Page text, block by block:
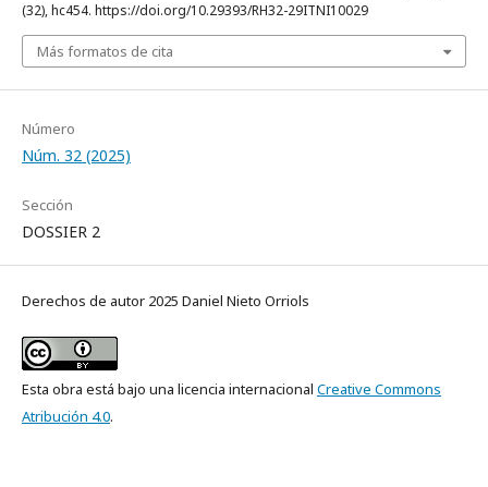
(32), hc454. https://doi.org/10.29393/RH32-29ITNI10029
Más formatos de cita
Número
Núm. 32 (2025)
Sección
DOSSIER 2
Derechos de autor 2025 Daniel Nieto Orriols
Esta obra está bajo una licencia internacional Creative Commons
Atribución 4.0.